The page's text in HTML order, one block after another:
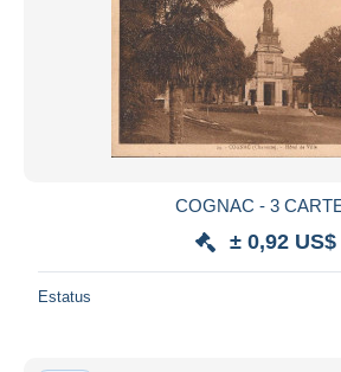
COGNAC - 3
± 0,92 US$
Estatus